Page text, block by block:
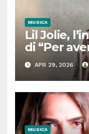
MUSICA
Lil Jolie,
di “Per
traAPR 29, 2026
MUSICA